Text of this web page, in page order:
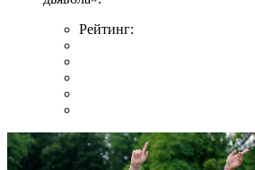
Рейтинг: